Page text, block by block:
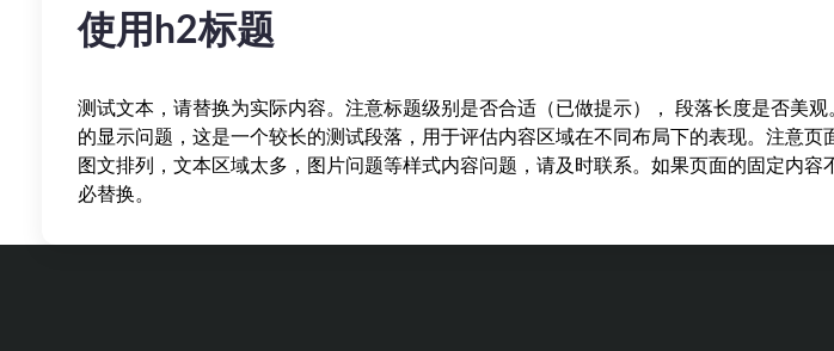
使用h2标题
测试文本，请替换为实际内容。注意标题级别是否合适（已做提示）， 段落长度是否美
的显示问题，这是一个较长的测试段落，用于评估内容区域在不同布局下的表现。注意页
图文排列，文本区域太多，图片问题等样式内容问题，请及时联系。如果页面的固定内容
必替换。